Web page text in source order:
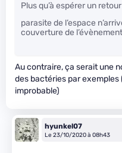
Plus qu’à espérer un
parasite de l’espace
couverture de l’évènement
Au contraire, ça serait une
des bactéries par exemples
improbable)
hyunkel07
Le 23/10/2020 à 08h43